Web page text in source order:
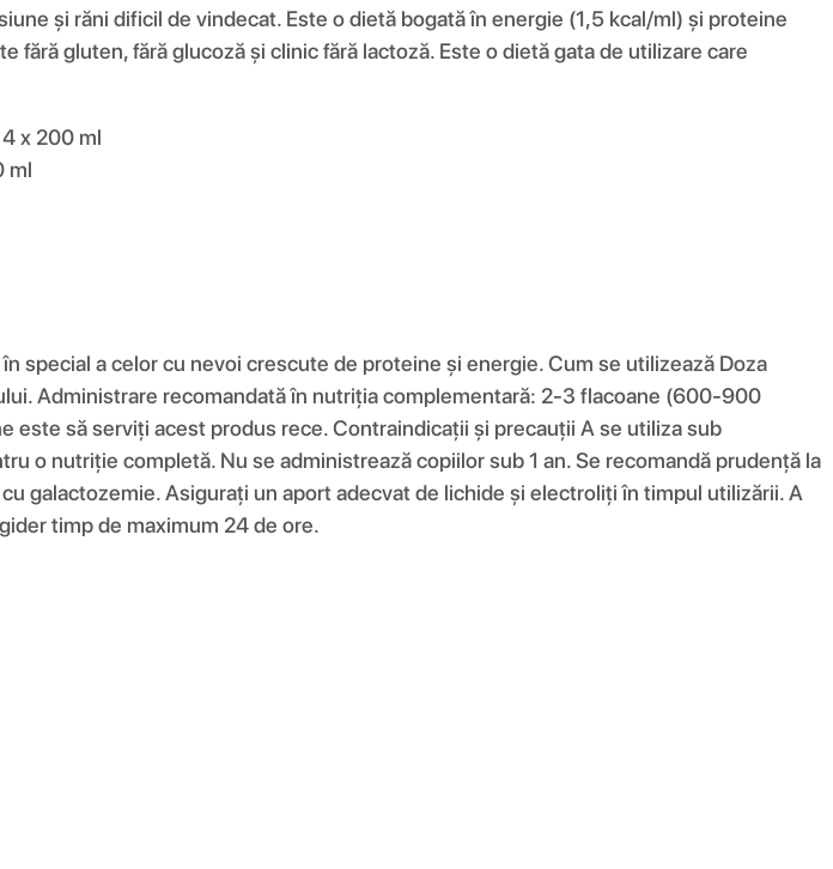
și răni dificil de vindecat. Este o dietă bogată în energie (1,5 kcal/ml) și proteine
gluten, fără glucoză și clinic fără lactoză. Este o dietă gata de utilizare care
x 200 ml
ml
a celor cu nevoi crescute de proteine ​​și energie. Cum se utilizează Doza
Administrare recomandată în nutriția complementară: 2-3 flacoane (600-900
să serviți acest produs rece. Contraindicații și precauții A se utiliza sub
o nutriție completă. Nu se administrează copiilor sub 1 an. Se recomandă prudență la
galactozemie. Asigurați un aport adecvat de lichide și electroliți în timpul utilizării. A
timp de maximum 24 de ore.